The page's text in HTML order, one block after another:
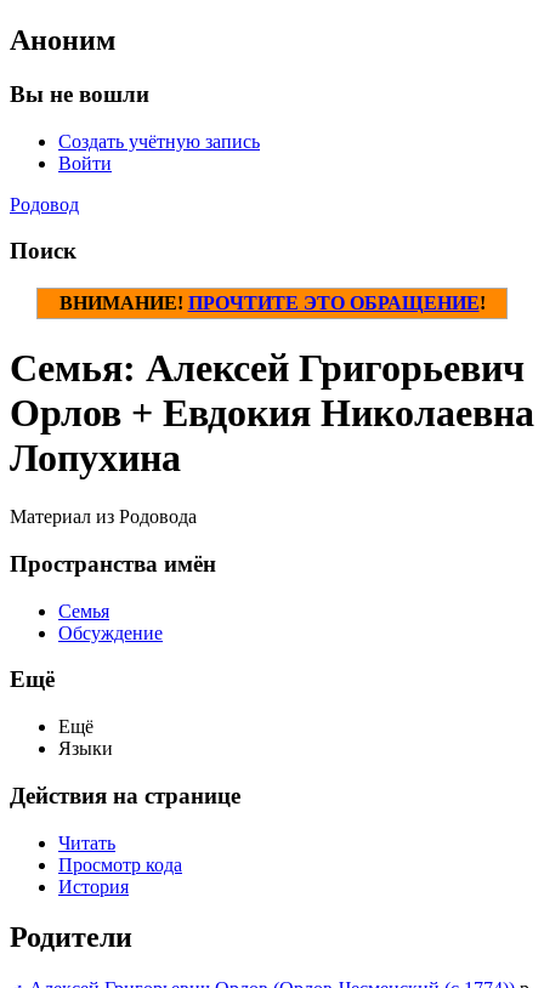
Аноним
Вы не вошли
Создать учётную запись
Войти
Родовод
Поиск
ВНИМАНИЕ! ПРОЧТИТЕ ЭТО ОБРАЩЕНИЕ!
Семья: Алексей Григорьевич
Орлов + Евдокия Николаевна
Лопухина
Материал из Родовода
Пространства имён
Семья
Обсуждение
Ещё
Ещё
Языки
Действия на странице
Читать
Просмотр кода
История
Родители